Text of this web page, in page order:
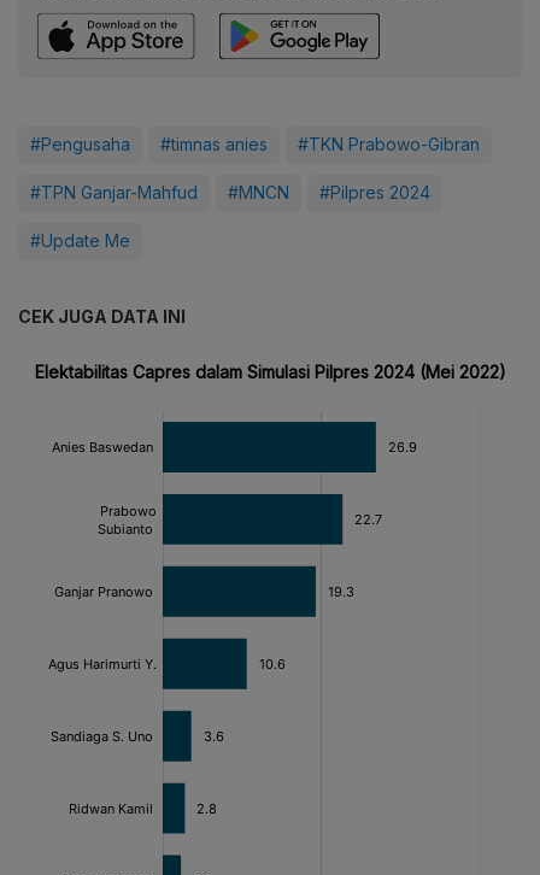
#Pengusaha #timnas anies #TKN Prabowo-Gibran
#TPN Ganjar-Mahfud #MNCN #Pilpres 2024
#Update Me
CEK JUGA DATA INI